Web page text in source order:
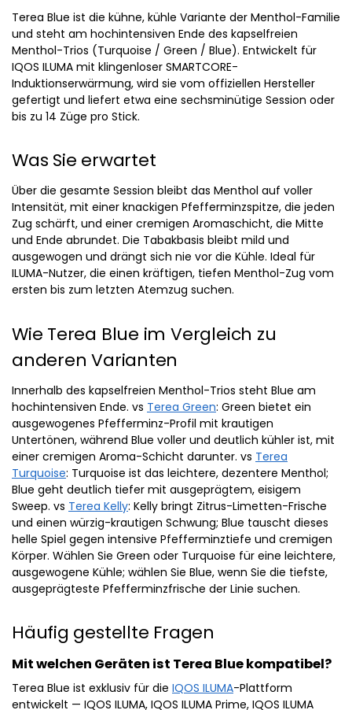
Terea Blue ist die kühne, kühle Variante der Menthol-Familie
und steht am hochintensiven Ende des kapselfreien
Menthol-Trios (Turquoise / Green / Blue). Entwickelt für
IQOS ILUMA mit klingenloser SMARTCORE-
Induktionserwärmung, wird sie vom offiziellen Hersteller
gefertigt und liefert etwa eine sechsminütige Session oder
bis zu 14 Züge pro Stick.
Was Sie erwartet
Über die gesamte Session bleibt das Menthol auf voller
Intensität, mit einer knackigen Pfefferminzspitze, die jeden
Zug schärft, und einer cremigen Aromaschicht, die Mitte
und Ende abrundet. Die Tabakbasis bleibt mild und
ausgewogen und drängt sich nie vor die Kühle. Ideal für
ILUMA-Nutzer, die einen kräftigen, tiefen Menthol-Zug vom
ersten bis zum letzten Atemzug suchen.
Wie Terea Blue im Vergleich zu
anderen Varianten
Innerhalb des kapselfreien Menthol-Trios steht Blue am
hochintensiven Ende. vs Terea Green: Green bietet ein
ausgewogenes Pfefferminz-Profil mit krautigen
Untertönen, während Blue voller und deutlich kühler ist, mit
einer cremigen Aroma-Schicht darunter. vs Terea
Turquoise: Turquoise ist das leichtere, dezentere Menthol;
Blue geht deutlich tiefer mit ausgeprägtem, eisigem
Sweep. vs Terea Kelly: Kelly bringt Zitrus-Limetten-Frische
und einen würzig-krautigen Schwung; Blue tauscht dieses
helle Spiel gegen intensive Pfefferminztiefe und cremigen
Körper. Wählen Sie Green oder Turquoise für eine leichtere,
ausgewogene Kühle; wählen Sie Blue, wenn Sie die tiefste,
ausgeprägteste Pfefferminzfrische der Linie suchen.
Häufig gestellte Fragen
Mit welchen Geräten ist Terea Blue kompatibel?
Terea Blue ist exklusiv für die IQOS ILUMA-Plattform
entwickelt — IQOS ILUMA, IQOS ILUMA Prime, IQOS ILUMA